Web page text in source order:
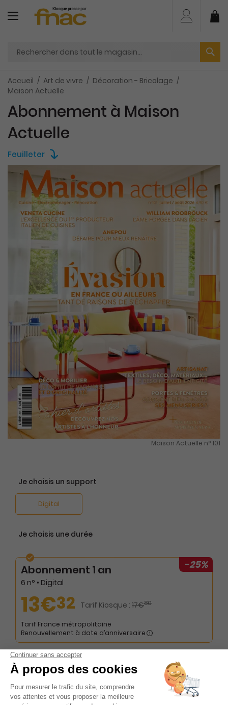
contenu
Accueil Art de vivre
Décoration - Bricolage
Maison Actuelle
Feuilleter
Maison Actuelle n° 101
Abonnement à Maison
Actuelle
Je choisis un support
Digital
Je choisis une durée
-25%
Abonnement 1 an
6 n° • Digital
13€32 Tarif Kiosque : 17€80
Tarif France métropolitaine
Renouvellement à date d’anniversaire
Présentation du magazine Maison Actuelle